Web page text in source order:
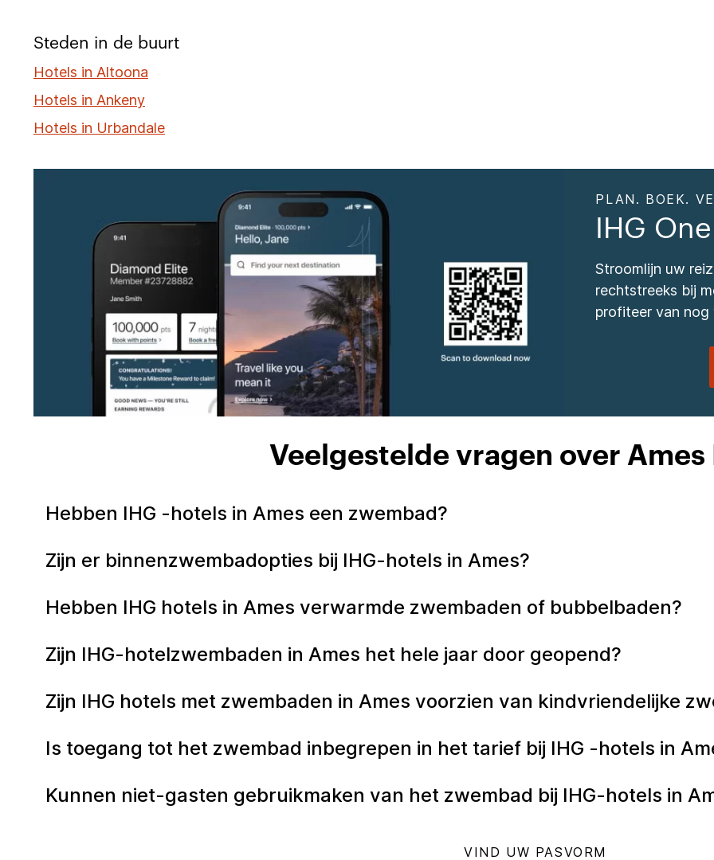
Steden in de buurt
Hotels in Altoona
Hotels in Ankeny
Hotels in Urbandale
PLAN. BOEK.
IHG
Stroomlijn uw
rechtstreeks bij
profiteer van nog
Veelgestelde vragen over Ames
Hebben IHG -hotels in Ames een zwembad?
Zijn er binnenzwembadopties bij IHG-hotels in Ames?
Hebben IHG hotels in Ames verwarmde zwembaden of bubbelbaden?
Zijn IHG-hotelzwembaden in Ames het hele jaar door geopend?
Zijn IHG hotels met zwembaden in Ames voorzien van kindvriendelijke
Is toegang tot het zwembad inbegrepen in het tarief bij IHG -hotels in
Kunnen niet-gasten gebruikmaken van het zwembad bij IHG-hotels in
VIND UW PASVORM